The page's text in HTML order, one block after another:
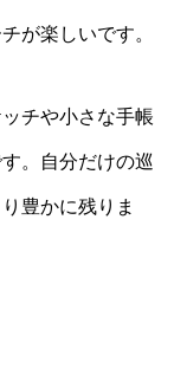
が楽しいです。
チや小さな手帳
。自分だけの巡
豊かに残りま